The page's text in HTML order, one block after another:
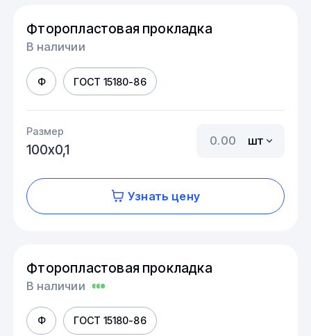
Фторопластовая прокладка
В наличии
Ф ГОСТ 15180-86
Размер
100х0,1
шт
Узнать цену
Фторопластовая прокладка
В наличии
Ф ГОСТ 15180-86